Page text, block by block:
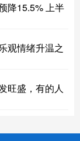
降15.5% 上半
观情绪升温之
旺盛，有的人